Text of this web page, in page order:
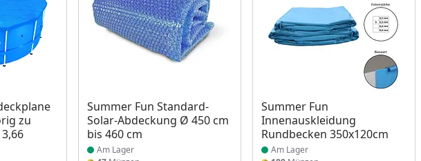
zu
Summer Fun Standard-
Solar-Abdeckung Ø 450 cm
bis 460 cm
Produkt am Lager
Am Lager
Summer Fun
Innenauskleidung
Rundbecken 350x120cm
Produkt am Lager
Am Lager